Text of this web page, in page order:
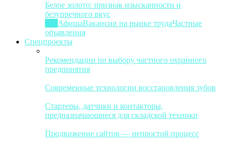
Белое золото: признак изысканности и
безупречного вкус
АфишаВакансии на рынке трудаЧастные
объявления
Спецпроекты
Рекомендации по выбору частного охранного
предприятия
Современные технологии восстановления зубов
Стартеры, датчики и контакторы,
предназначающиеся для складской техники
Продвижение сайтов — непростой процесс